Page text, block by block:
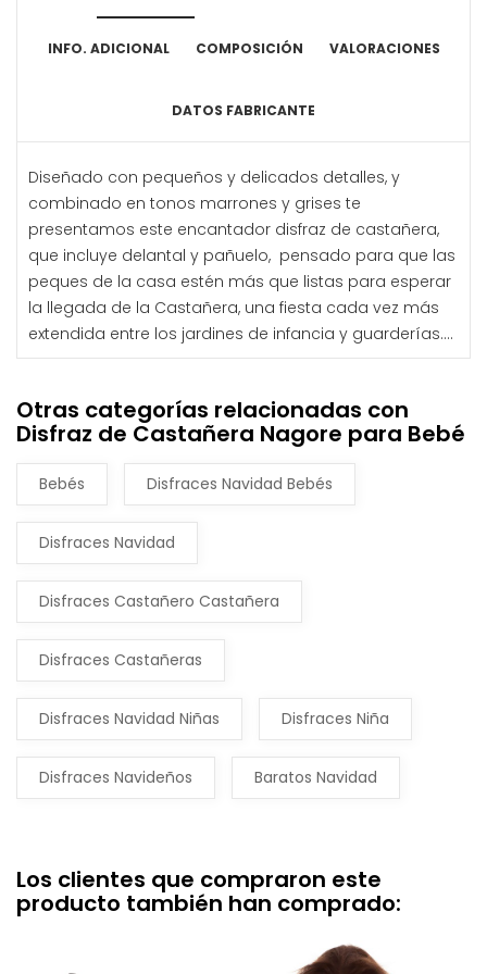
INFO. ADICIONAL COMPOSICIÓN VALORACIONES
DATOS FABRICANTE
Diseñado con pequeños y delicados detalles, y
combinado en tonos marrones y grises te
presentamos este encantador disfraz de castañera,
que incluye delantal y pañuelo, pensado para que las
peques de la casa estén más que listas para esperar
la llegada de la Castañera, una fiesta cada vez más
extendida entre los jardines de infancia y guarderías....
Otras categorías relacionadas con
Disfraz de Castañera Nagore para Bebé
Bebés Disfraces Navidad Bebés
Disfraces Navidad
Disfraces Castañero Castañera
Disfraces Castañeras
Disfraces Navidad Niñas Disfraces Niña
Disfraces Navideños Baratos Navidad
Los clientes que compraron este
producto también han comprado: